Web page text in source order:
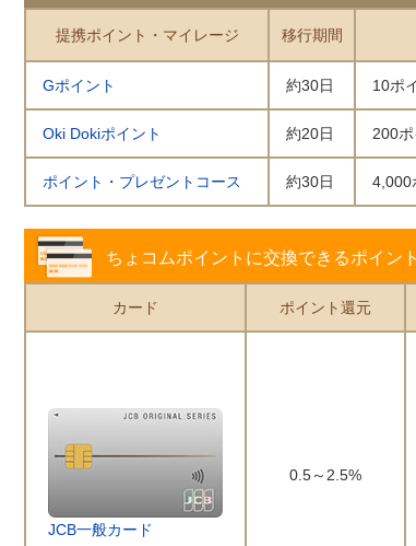
提携ポイント・マイレージ 移行期間
Gポイント 約30日 10ポ
Oki Dokiポイント 約20日 200
ポイント・プレゼントコース 約30日 4,000
ちょコムポイントに交換できるポイン
カード ポイント還元
JCB一般カード
0.5～2.5%